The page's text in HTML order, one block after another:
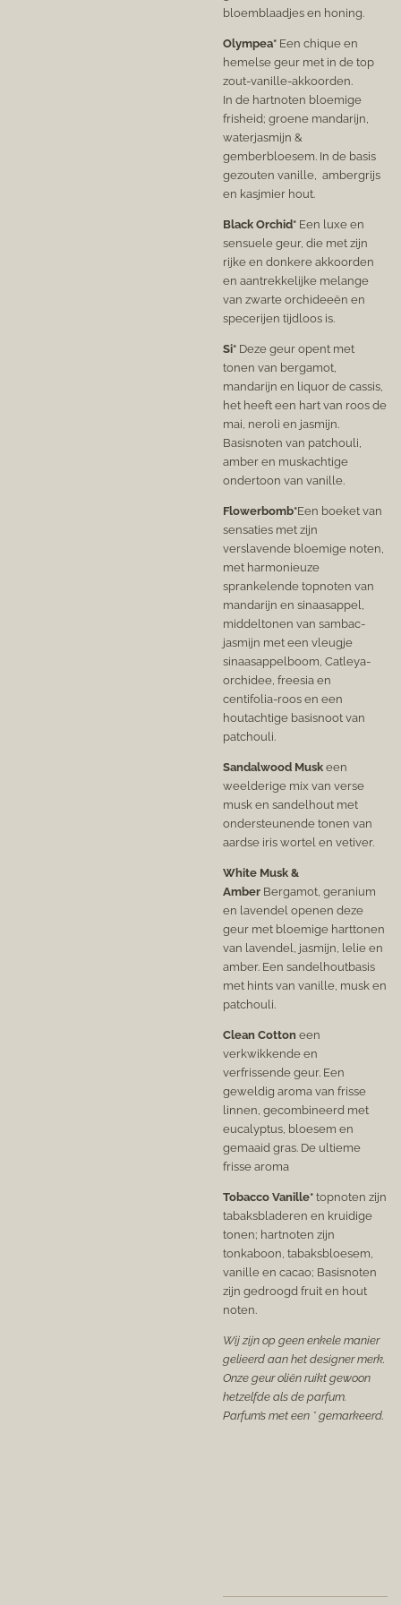
bloemblaadjes en honing.
Olympea* Een chique en
hemelse geur met in de top
zout-vanille-akkoorden.
In de hartnoten bloemige
frisheid; groene mandarijn,
waterjasmijn &
gemberbloesem. In de basis
gezouten vanille, ambergrijs
en kasjmier hout.
Black Orchid* Een luxe en
sensuele geur, die met zijn
rijke en donkere akkoorden
en aantrekkelijke melange
van zwarte orchideeën en
specerijen tijdloos is.
Si* Deze geur opent met
tonen van bergamot,
mandarijn en liquor de cassis,
het heeft een hart van roos de
mai, neroli en jasmijn.
Basisnoten van patchouli,
amber en muskachtige
ondertoon van vanille.
Flowerbomb*Een boeket van
sensaties met zijn
verslavende bloemige noten,
met harmonieuze
sprankelende topnoten van
mandarijn en sinaasappel,
middeltonen van sambac-
jasmijn met een vleugje
sinaasappelboom, Catleya-
orchidee, freesia en
centifolia-roos en een
houtachtige basisnoot van
patchouli.
Sandalwood Musk een
weelderige mix van verse
musk en sandelhout met
ondersteunende tonen van
aardse iris wortel en vetiver.
White Musk &
Amber Bergamot, geranium
en lavendel openen deze
geur met bloemige harttonen
van lavendel, jasmijn, lelie en
amber. Een sandelhoutbasis
met hints van vanille, musk en
patchouli.
Clean Cotton een
verkwikkende en
verfrissende geur. Een
geweldig aroma van frisse
linnen, gecombineerd met
eucalyptus, bloesem en
gemaaid gras. De ultieme
frisse aroma
Tobacco Vanille* topnoten zijn
tabaksbladeren en kruidige
tonen; hartnoten zijn
tonkaboon, tabaksbloesem,
vanille en cacao; Basisnoten
zijn gedroogd fruit en hout
noten.
Wij zijn op geen enkele manier
gelieerd aan het designer merk.
Onze geur oliën ruikt gewoon
hetzelfde als de parfum.
Parfum’s met een * gemarkeerd.